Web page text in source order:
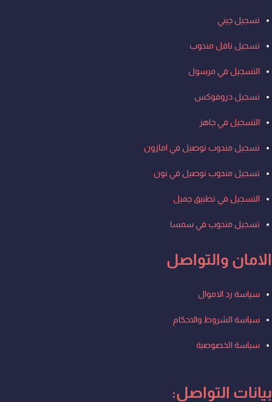
تسجيل جيني
تسجيل ناقل مندوب
التسجيل في مرسول
تسجيل دروفوكس
التسجيل في جاهز
تسجيل مندوب توصيل في امازون
تسجيل مندوب توصيل في نون
التسجيل في تطبيق جميل
تسجيل مندوب في سمسا
الامان والتواصل
Menuسياسة رد الاموال
سياسة الشروط والاحكام
سياسة الخصوصية
بيانات التواصل: